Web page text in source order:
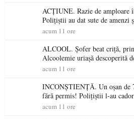
ACȚIUNE. Razie de amploare
Polițiștii au dat sute de amenzi
permis într-o singură zi
acum 11 ore
ALCOOL. Șofer beat criță,
Alcoolemie uriașă descoperită
acum 11 ore
INCONȘTIENȚĂ. Un oșan de
fără permis! Polițiștii l-au
acum 11 ore